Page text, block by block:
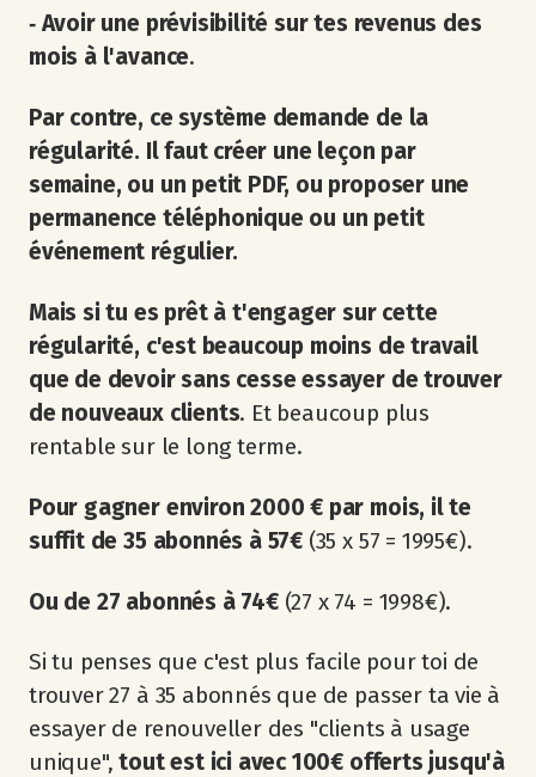
‐ Avoir une prévisibilité sur tes revenus des
mois à l'avance.
Par contre, ce système demande de la
régularité. Il faut créer une leçon par
semaine, ou un petit PDF, ou proposer une
permanence téléphonique ou un petit
événement régulier.
Mais si tu es prêt à t'engager sur cette
régularité, c'est beaucoup moins de travail
que de devoir sans cesse essayer de trouver
de nouveaux clients. Et beaucoup plus
rentable sur le long terme.
Pour gagner environ 2000 € par mois, il te
suffit de 35 abonnés à 57€ (35 x 57 = 1995€).
Ou de 27 abonnés à 74€(27 x 74 = 1998€).
Si tu penses que c'est plus facile pour toi de
trouver 27 à 35 abonnés que de passer ta vie à
essayer de renouveller des "clients à usage
unique",tout est ici avec 100€ offerts jusqu'à